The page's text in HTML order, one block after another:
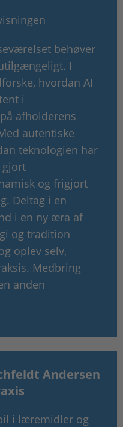
behøver
I
hvordan AI
i
afholderens
autentiske
teknologien har
gjort
og frigjort
Deltag i en
i en ny æra af
og tradition
oplev selv,
Medbring
anden
Andersen
i læremidler og